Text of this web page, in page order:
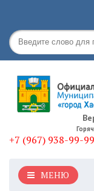
+7 (967) 938-99-99
МЕНЮ